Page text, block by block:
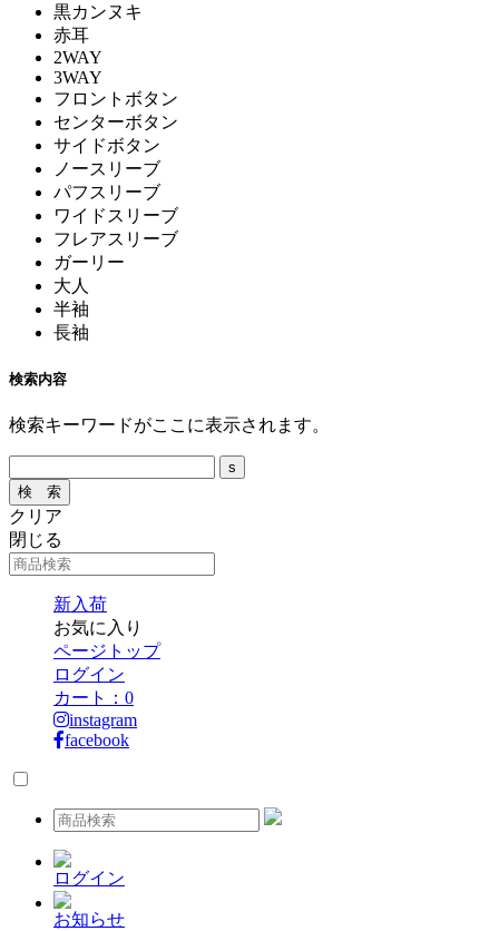
黒カンヌキ
赤耳
2WAY
3WAY
フロントボタン
センターボタン
サイドボタン
ノースリーブ
パフスリーブ
ワイドスリーブ
フレアスリーブ
ガーリー
大人
半袖
長袖
検索内容
検索キーワードがここに表示されます。
クリア
閉じる
新入荷
お気に入り
ページトップ
ログイン
カート： 0
instagram
facebook
ログイン
お知らせ